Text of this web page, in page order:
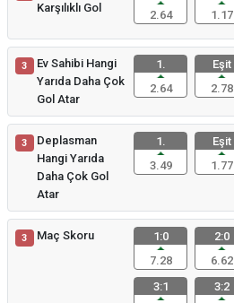
Karşılıklı Gol
2.64
1.17
3
Ev Sahibi Hangi
Yarıda Daha Çok
Gol Atar
1.
2.64
Eşit
2.78
3
Deplasman
Hangi Yarıda
Daha Çok Gol
Atar
1.
3.49
Eşit
1.77
3 Maç Skoru
1:0
7.28
2:0
6.62
3:1
3:2